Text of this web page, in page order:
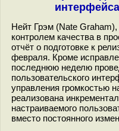
Нейт Грэм (Nate
контролем качества в
отчёт о подготовке к
февраля. Кроме
последнюю неделю
пользовательского
управления громкостью
реализована
настраиваемого
вместо постоянного